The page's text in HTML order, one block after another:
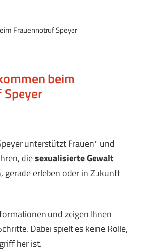
Frauennotruf Speyer
beim
unterstützt Frauen* und
diesexualisierte Gewalt
gerade erleben oder in Zukunft
und zeigen Ihnen
Dabei spielt es keine Rolle,
her ist.